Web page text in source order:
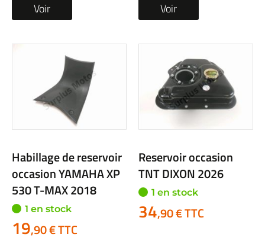
Voir Voir
Habillage de reservoir
occasion YAMAHA XP
530 T-MAX 2018
1 en stock
19,90 € TTC
Reservoir occasion
TNT DIXON 2026
1 en stock
34,90 € TTC